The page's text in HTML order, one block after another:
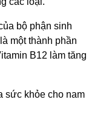
bộ phận sinh
một thành phần
B12 làm tăng
sức khỏe cho nam